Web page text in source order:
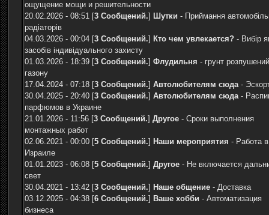
ощущение мощи и решительности
20.02.2026 - 08:51 [3 Сообщений.] Шутки - Приймання
радіаторів
04.03.2026 - 00:04 [3 Сообщений.] Кто чем увлекается? - Вибір
засобів індивідуального захисту
01.03.2026 - 18:39 [3 Сообщений.] Флудильня - грунт
газону
17.04.2024 - 07:18 [3 Сообщений.] Автолюбителям сюда-
30.04.2025 - 20:40 [3 Сообщений.] Автолюбителям сюда-
парфюмов в Украине
21.01.2026 - 11:56 [3 Сообщений.] Другое - Сроки выполнения
монтажных работ
02.06.2021 - 00:00 [5 Сообщений.] Наши мероприятия - Работа в
Израиле
01.01.2023 - 06:08 [5 Сообщений.] Другое - Не включается
свет
30.04.2021 - 13:42 [3 Сообщений.] Наше общение - Доставка
03.12.2025 - 04:38 [6 Сообщений.] Ваше хобби - Автоматизация
бизнеса